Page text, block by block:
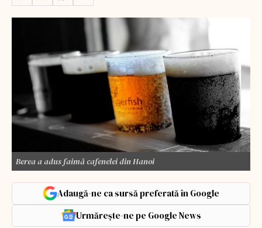
Berea a adus faimă cafenelei din Hanoi
Adaugă-ne ca sursă preferată în Google
Urmărește-ne pe Google News